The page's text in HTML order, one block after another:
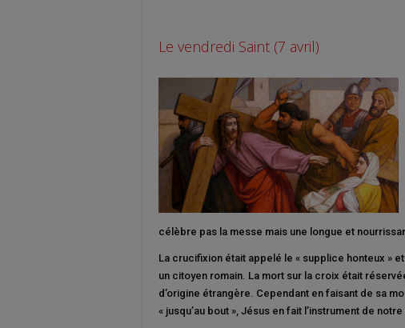
Le vendredi Saint (7 avril)
célèbre pas la messe mais une longue et
La crucifixion était appelé le « supplice honteux »
un citoyen romain. La mort sur la croix était
d’origine étrangère. Cependant en faisant de sa
« jusqu’au bout », Jésus en fait l’instrument de notre